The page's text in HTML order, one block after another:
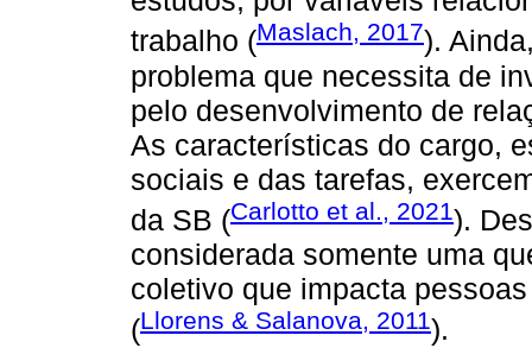
trabalho (Maslach, 2017).
problema que necessita de
pelo desenvolvimento de
As características do cargo,
sociais e das tarefas,
da SB (Carlotto et al., 2021).
considerada somente uma
coletivo que impacta
(Llorens & Salanova, 2011).